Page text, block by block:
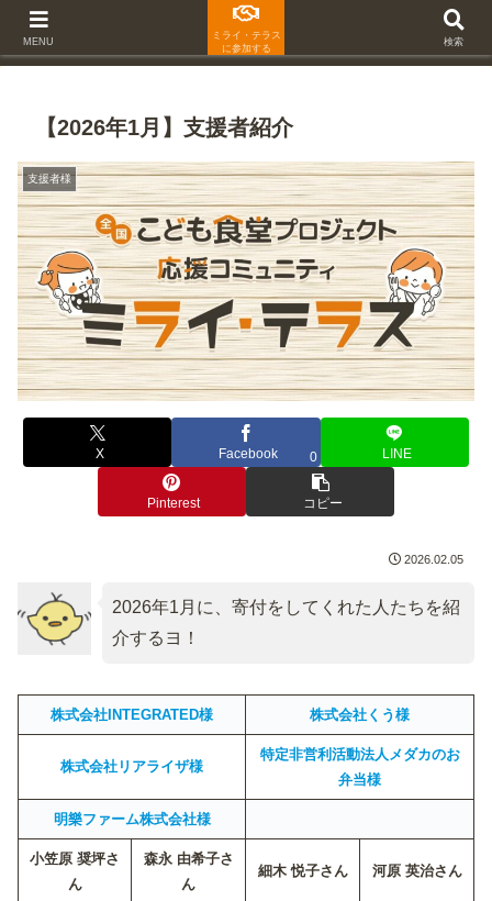
【2026年1月】支援者紹介
支援者様
X Facebook 0 LINE
Pinterest コピー
2026.02.05
2026年1月に、寄付をしてくれた人たちを紹
介するヨ！
株式会社INTEGRATED様 株式会社くう様
株式会社リアライザ様
特定非営利活動法人メダカのお
弁当様
明樂ファーム株式会社様
小笠原 奨坪さ
ん
森永 由希子さ
ん
細木 悦子さん 河原 英治さん
MENU
ミライ・テラス
に参加する
検索